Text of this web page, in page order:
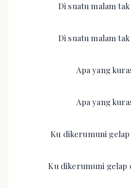
Di suatu malam
Di suatu malam
Apa yang
Apa yang
Ku dikerumuni gelap
Ku dikerumuni gelap